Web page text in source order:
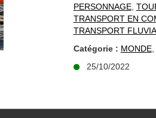
PERSONNAGE,
TRANSPORT EN
TRANSPORT
Catégorie : MONDE,
25/10/2022